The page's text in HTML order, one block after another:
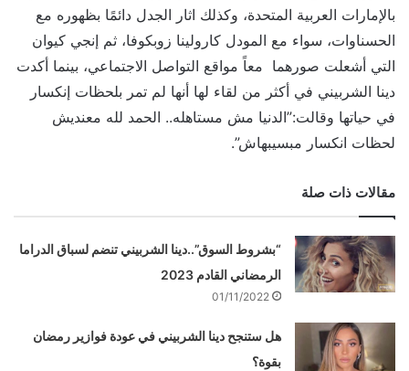
بالإمارات العربية المتحدة، وكذلك اثار الجدل دائمًا بظهوره مع
الحسناوات، سواء مع المودل كارولينا زوبكوفا، ثم إنجي كيوان
التي أشعلت صورهما معاً مواقع التواصل الاجتماعي، بينما أكدت
دينا الشربيني في أكثر من لقاء لها أنها لم تمر بلحظات إنكسار
في حياتها وقالت:”الدنيا مش مستاهله.. الحمد لله معنديش
لحظات انكسار مبسيبهاش”.
مقالات ذات صلة
“بشروط السوق”..دينا الشربيني تنضم لسباق الدراما
الرمضاني القادم 2023
01/11/2022
هل ستنجح دينا الشربيني في عودة فوازير رمضان
بقوة؟